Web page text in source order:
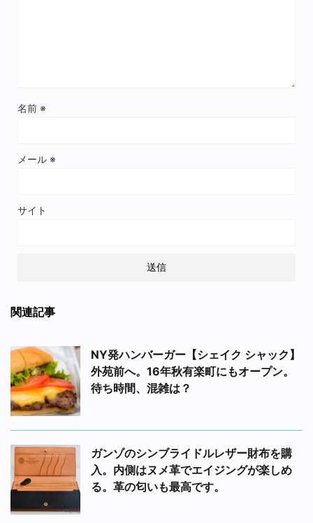
名前 ※
メール ※
サイト
関連記事
NY発ハンバーガー【シェイク シャック】
外苑前へ。16年秋有楽町にもオープン。
待ち時間、混雑は？
ガンゾのシンブライドルレザー財布を購
入。内側はヌメ革でエイジングが楽しめ
る。革の匂いも最高です。